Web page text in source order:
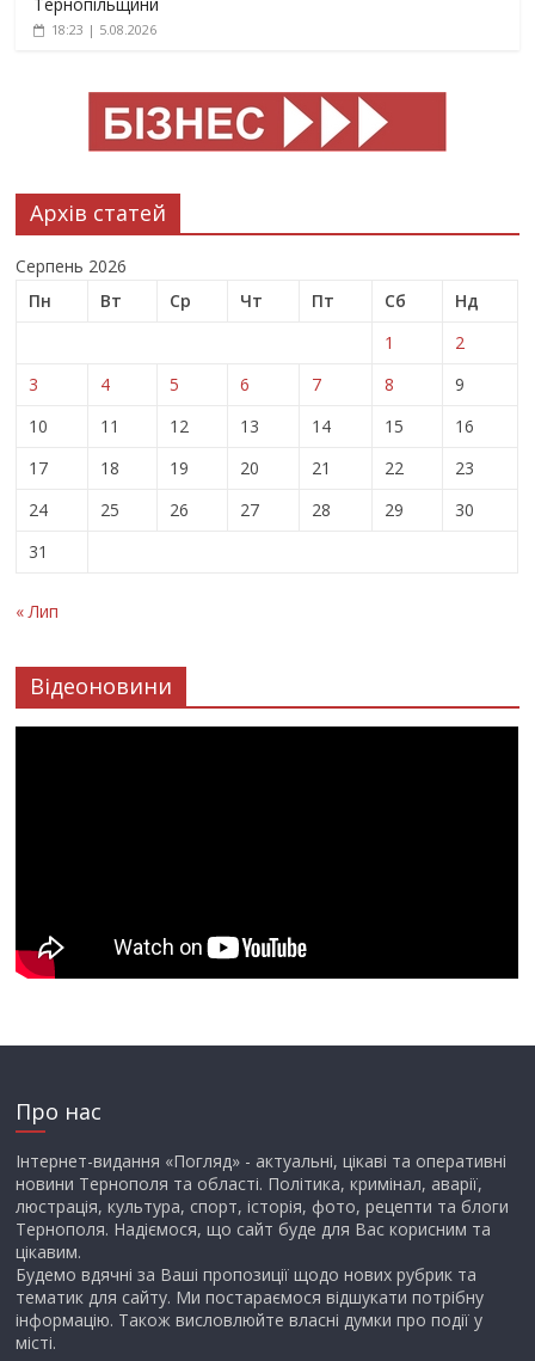
Тернопільщини
18:23 | 5.08.2026
Архів статей
Серпень 2026
Пн
Вт Ср Чт Пт Сб
Нд
1
2
3
4 5 6 7 8
9
10
11 12 13 14 15
16
17
18 19 20 21 22
23
24
25 26 27 28 29
30
31
« Лип
Відеоновини
Про нас
Інтернет-видання «Погляд» - актуальні, цікаві та оперативні
новини Тернополя та області. Політика, кримінал, аварії,
люстрація, культура, спорт, історія, фото, рецепти та блоги
Тернополя. Надіємося, що сайт буде для Вас корисним та
цікавим.
Будемо вдячні за Ваші пропозиції щодо нових рубрик та
тематик для сайту. Ми постараємося відшукати потрібну
інформацію. Також висловлюйте власні думки про події у
місті.